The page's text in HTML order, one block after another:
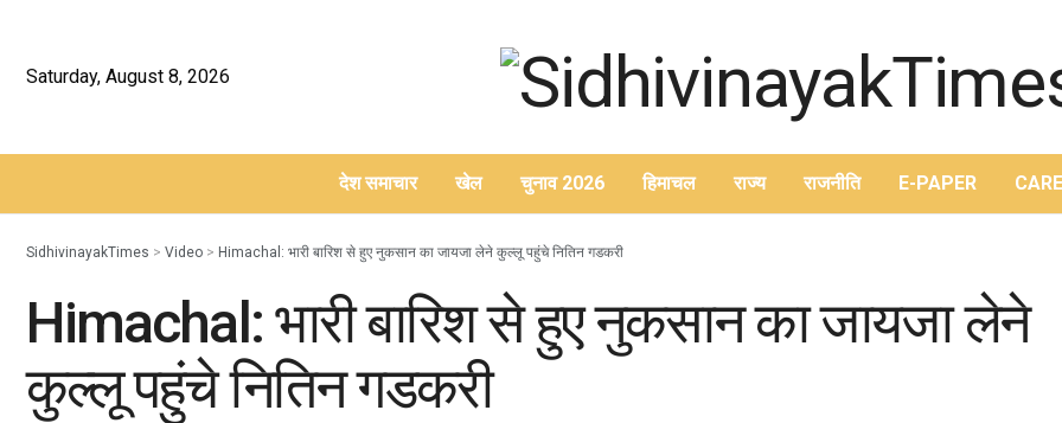
Saturday, August 8, 2026
देश समाचार खेल चुनाव 2026 हिमाचल राज्य राजनीति E-PAPER
SidhivinayakTimes > Video > Himachal: भारी बारिश से हुए नुकसान का जायजा लेने कुल्लू पहुंचे नितिन गडकरी
Himachal: भारी बारिश से हुए नुकसान का जायजा लेने
कुल्लू पहुंचे नितिन गडकरी